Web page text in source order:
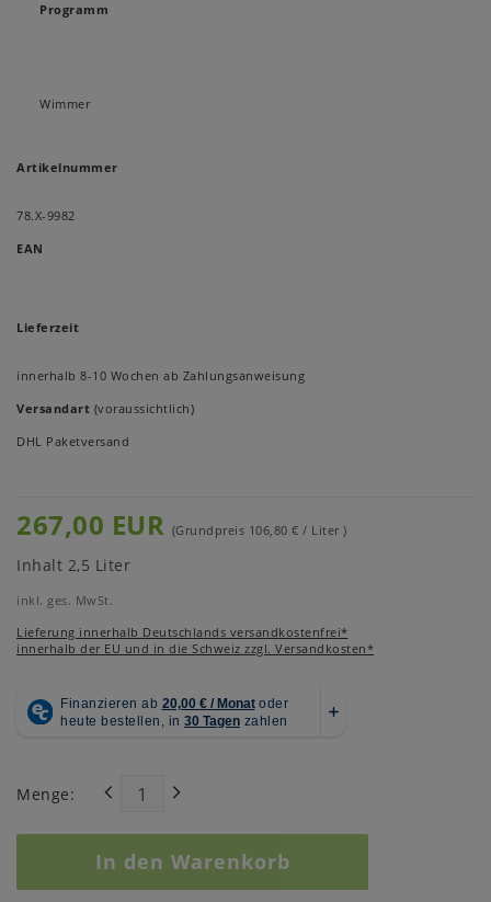
Programm
Wimmer
Artikelnummer
78.X-9982
EAN
Lieferzeit
innerhalb 8-10 Wochen ab Zahlungsanweisung
Versandart (voraussichtlich)
DHL Paketversand
267,00 EUR (Grundpreis 106,80 € / Liter )
Inhalt 2,5 Liter
inkl. ges. MwSt.
Lieferung innerhalb Deutschlands versandkostenfrei*
innerhalb der EU und in die Schweiz zzgl. Versandkosten*
Menge:
In den Warenkorb